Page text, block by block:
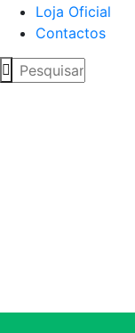
Loja Oficial
Contactos